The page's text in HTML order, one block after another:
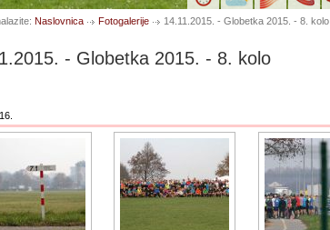
Naslovnica Fotogalerije 14.11.2015. - Globetka 2015. - 8. kolo
- Globetka 2015. - 8. kolo